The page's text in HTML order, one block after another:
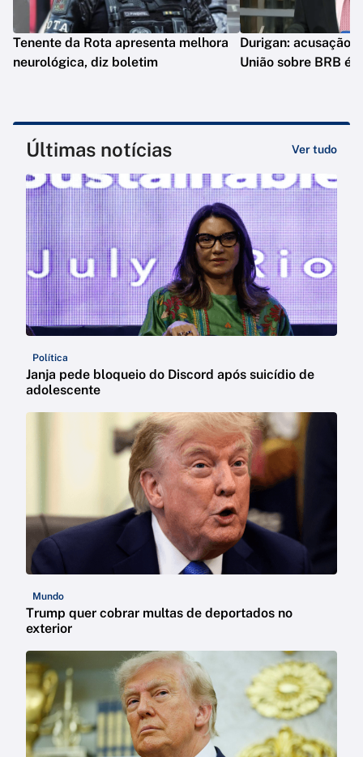
Tenente da Rota apresenta melhora
neurológica, diz boletim
Durigan: acusação
União sobre BRB é
Últimas notícias Ver tudo
Política
Janja pede bloqueio do Discord após suicídio de
adolescente
Mundo
Trump quer cobrar multas de deportados no
exterior